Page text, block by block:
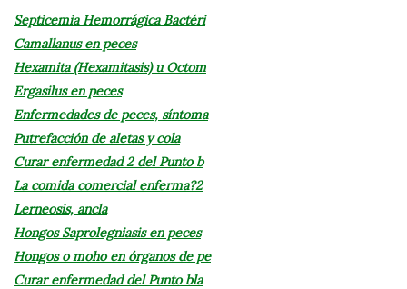
Septicemia Hemorrágica Bactéri
Camallanus en peces
Hexamita (Hexamitasis) u Octom
Ergasilus en peces
Enfermedades de peces, síntoma
Putrefacción de aletas y cola
Curar enfermedad 2 del Punto b
La comida comercial enferma?2
Lerneosis, ancla
Hongos Saprolegniasis en peces
Hongos o moho en órganos de pe
Curar enfermedad del Punto bla